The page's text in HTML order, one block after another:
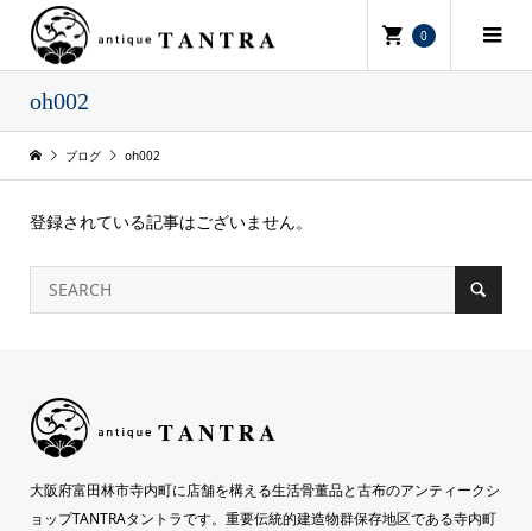
0
oh002
ブログ oh002
登録されている記事はございません。
大阪府富田林市寺内町に店舗を構える生活骨董品と古布のアンティークシ
ョップTANTRAタントラです。重要伝統的建造物群保存地区である寺内町